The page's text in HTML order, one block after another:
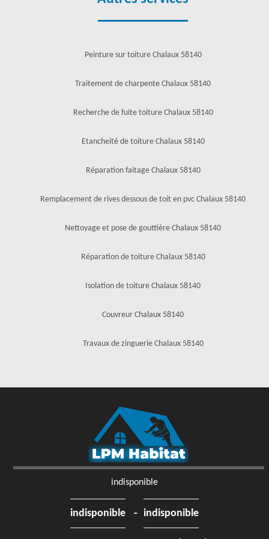
Peinture sur toiture Chalaux 58140
Traitement de charpente Chalaux 58140
Recherche de fuite toiture Chalaux 58140
Etancheité de toiture Chalaux 58140
Réparation faitage Chalaux 58140
Remplacement de rives dessous de toit en pvc Chalaux 58140
Nettoyage et pose de gouttière Chalaux 58140
Réparation de toiture Chalaux 58140
Isolation de toiture Chalaux 58140
Couvreur Chalaux 58140
Travaux de zinguerie Chalaux 58140
indisponible
indisponible - indisponible